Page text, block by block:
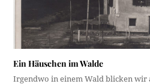
Ein Häuschen im Walde
Irgendwo in einem Wald blicken wir